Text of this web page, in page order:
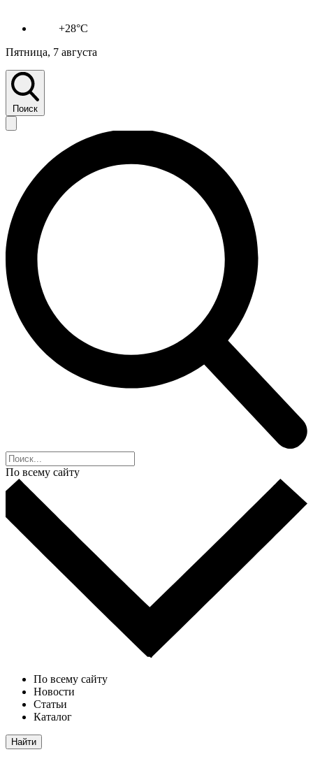
+28°C
Пятница, 7 августа
Поиск
По всему сайту
По всему сайту
Новости
Статьи
Каталог
Найти